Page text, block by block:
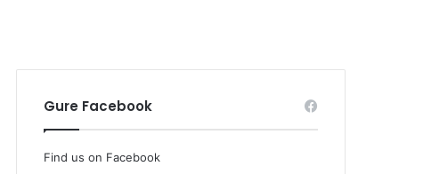
Gure Facebook
Find us on Facebook